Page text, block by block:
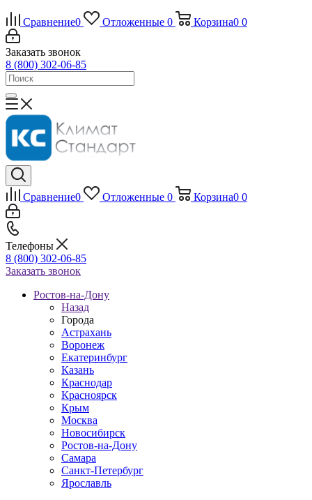
Сравнение0 Отложенные 0 Корзина0 0
Заказать звонок
8 (800) 302-06-85
Сравнение0 Отложенные 0 Корзина0 0
Телефоны
8 (800) 302-06-85
Заказать звонок
Ростов-на-Дону
Назад
Города
Астрахань
Воронеж
Екатеринбург
Казань
Краснодар
Красноярск
Крым
Москва
Новосибирск
Ростов-на-Дону
Самара
Санкт-Петербург
Ярославль